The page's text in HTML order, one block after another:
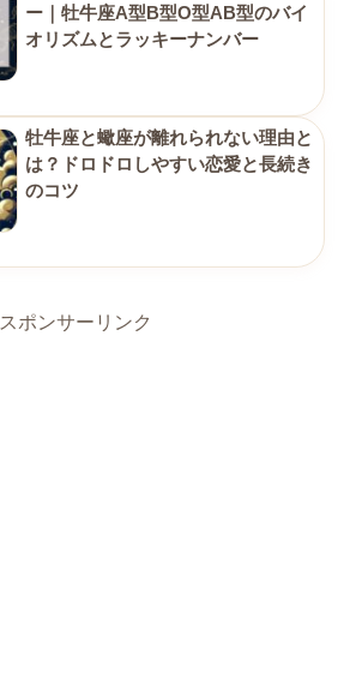
ー｜牡牛座A型B型O型AB型のバイ
オリズムとラッキーナンバー
牡牛座と蠍座が離れられない理由と
は？ドロドロしやすい恋愛と長続き
のコツ
スポンサーリンク